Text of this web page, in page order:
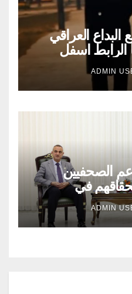
العراقي
الرابط اسفل
الصحفيين
في
لهم.. الاسرة
.